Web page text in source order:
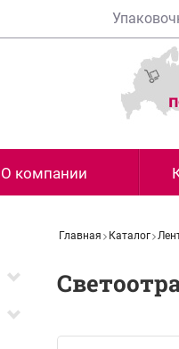
О компании
Главная Каталог